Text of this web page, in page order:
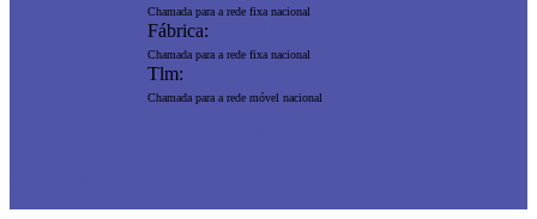
Chamada para a rede fixa nacional
Fábrica:
Chamada para a rede fixa nacional
Tlm:
Chamada para a rede móvel nacional